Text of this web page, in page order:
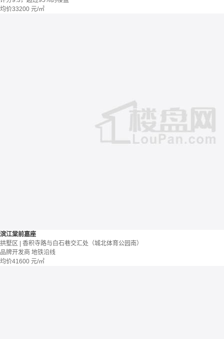
均价33200 元/㎡
滨江棠前嘉座
拱墅区 | 香积寺路与白石巷交汇处（城北体育公园南）
品牌开发商 地铁沿线
均价41600 元/㎡